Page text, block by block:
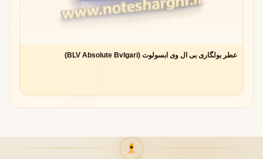
عطر بولگاری بی ال وی ابسولوت (BLV Absolute Bvlgari)